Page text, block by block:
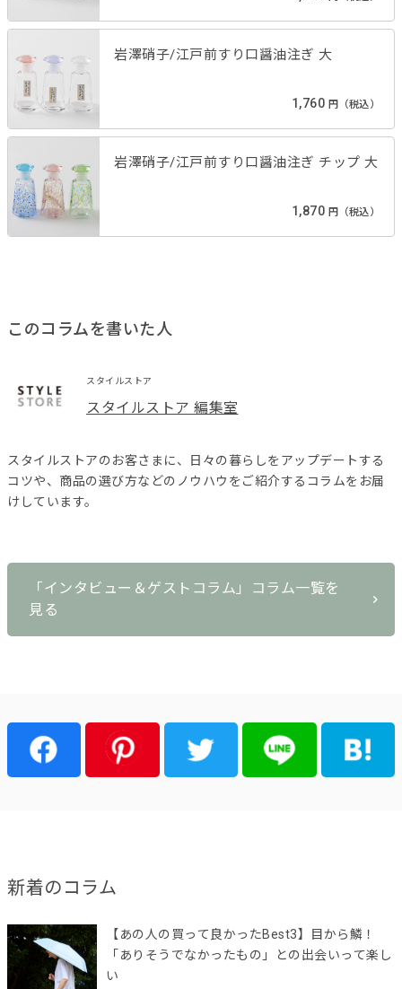
岩澤硝子/江戸前すり口醤油注ぎ 大
1,760 円（税込）
岩澤硝子/江戸前すり口醤油注ぎ チップ 大
1,870 円（税込）
このコラムを書いた人
スタイルストア
スタイルストア 編集室
スタイルストアのお客さまに、日々の暮らしをアップデートする
コツや、商品の選び方などのノウハウをご紹介するコラムをお届
けしています。
「インタビュー＆ゲストコラム」コラム一覧を
見る
新着のコラム
【あの人の買って良かったBest3】目から鱗！
「ありそうでなかったもの」との出会いって楽し
い